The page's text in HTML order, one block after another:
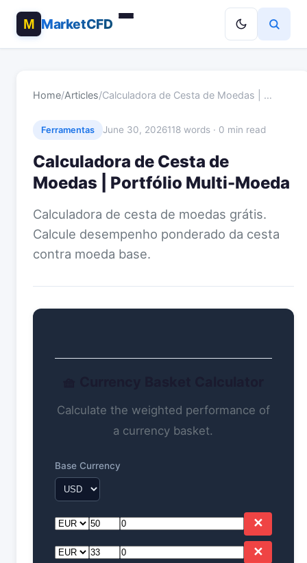
MarketCFD
Home/Articles/Calculadora de Cesta de Moedas | …
Ferramentas June 30, 2026118 words · 0 min read
Calculadora de Cesta de
Moedas | Portfólio Multi-Moeda
Calculadora de cesta de moedas grátis.
Calcule desempenho ponderado da cesta
contra moeda base.
Calculate the weighted performance of
a currency basket.
Base Currency
✕
✕